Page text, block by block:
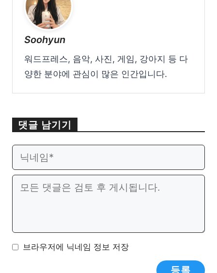
Soohyun
워드프레스, 음악, 사진, 게임, 강아지 등 다
양한 분야에 관심이 많은 인간입니다.
댓글 남기기
댓
이
일
웹
이
브라우저에 닉네임 정보 저장